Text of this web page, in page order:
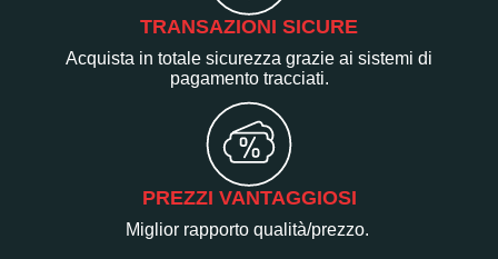
TRANSAZIONI SICURE
Acquista in totale sicurezza grazie ai sistemi di
pagamento tracciati.
PREZZI VANTAGGIOSI
Miglior rapporto qualità/prezzo.